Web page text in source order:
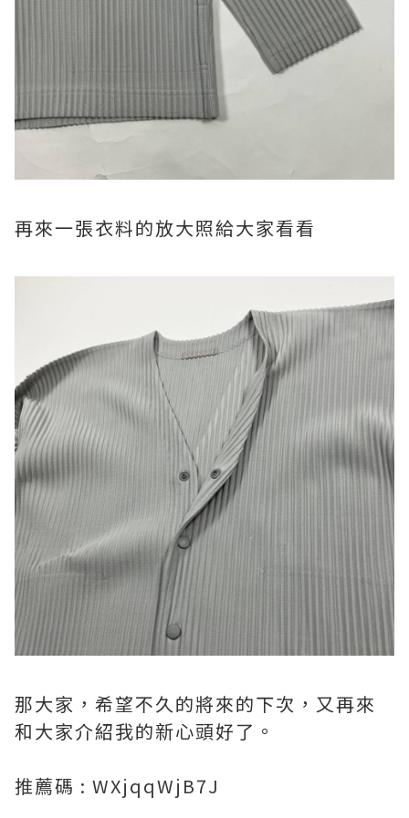
再來一張衣料的放大照給大家看看
那大家，希望不久的將來的下次，又再來
和大家介紹我的新心頭好了。
推薦碼 : WXjqqWjB7J